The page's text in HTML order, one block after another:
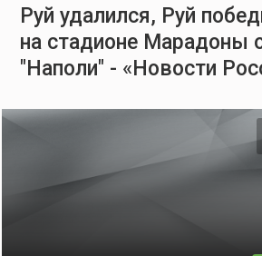
Руй удалился, Руй
на стадионе Марадоны
"Наполи" - «Новости